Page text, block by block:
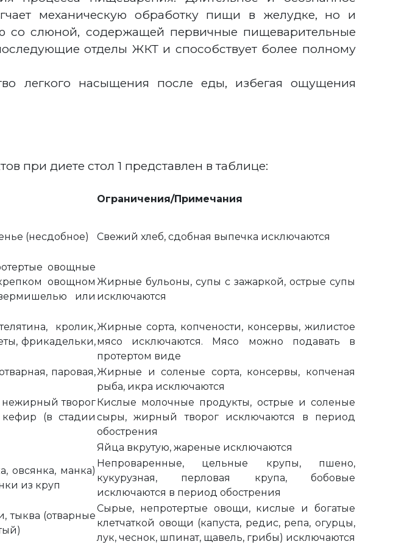
механическую обработку пищи в желудке, но и
со слюной, содержащей первичные пищеварительные
отделы ЖКТ и способствует более полному
легкого насыщения после еды, избегая ощущения
при диете стол 1 представлен в таблице:
Ограничения/Примечания
(несдобное) Свежий хлеб, сдобная выпечка исключаются
овощные
овощном
или
Жирные бульоны, супы с зажаркой, острые супы
исключаются
кролик,
фрикадельки,
Жирные сорта, копчености, консервы, жилистое
мясо исключаются. Мясо можно подавать в
протертом виде
паровая,Жирные и соленые сорта, консервы, копченая
рыба, икра исключаются
творог
(в стадии
Кислые молочные продукты, острые и соленые
сыры, жирный творог исключаются в период
обострения
Яйца вкрутую, жареные исключаются
овсянка, манка)
из круп
Непроваренные, цельные крупы, пшено,
кукурузная, перловая крупа, бобовые
исключаются в период обострения
тыква (отварные
Сырые, непротертые овощи, кислые и богатые
клетчаткой овощи (капуста, редис, репа, огурцы,
лук, чеснок, шпинат, щавель, грибы) исключаются